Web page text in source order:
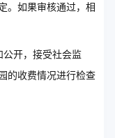
。如果审核通过，相
公开，接受社会监
的收费情况进行检查